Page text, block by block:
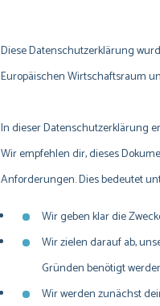
Diese Datenschutzerklärung
Europäischen Wirtschaftsraum
In dieser Datenschutzerklärung
Wir empfehlen dir, dieses
Anforderungen. Dies bedeutet
Wir geben klar die
Wir zielen darauf ab,
Gründen benötigt
Wir werden zunächst